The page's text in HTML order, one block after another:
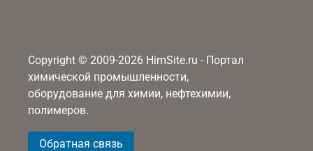
Copyright © 2009-2026 HimSite.ru - Портал
химической промышленности,
оборудование для химии, нефтехимии,
полимеров.
Обратная связь